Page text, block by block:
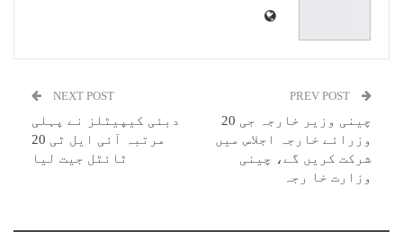
چینی وزیر خارجہ جی 20
وزرائے خارجہ اجلاس میں
شرکت کریں گے، چینی
وزارت خا رجہ
NEXT POST
دبئی کیپیٹلز نے پہلی
مرتبہ آئی ایل ٹی 20
ٹائٹل جیت لیا